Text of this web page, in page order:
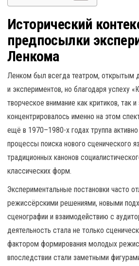
Исторический
предпосылки
Ленкома
Ленком был всегда театром, открытым
и экспериментов, но благодаря успеху
творческое внимание как критиков, так
концентрировалось именно на этом
ещё в 1970–1980-х годах труппа
процессы поиска нового сценического
традиционных канонов
классических форм.
Экспериментальные постановки часто
режиссёрскими решениями, новыми
сценографии и взаимодействию с
деятельность стала не только
фактором формирования молодых
впоследствии стали заметными